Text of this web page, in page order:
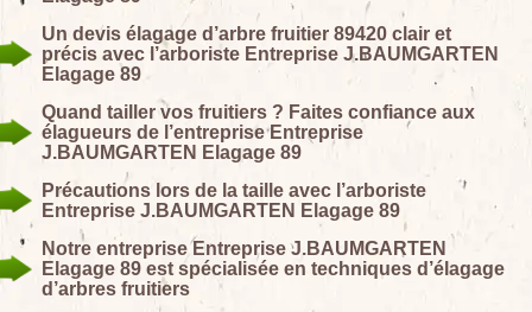
Un devis élagage d’arbre fruitier 89420 clair et
précis avec l’arboriste Entreprise J.BAUMGARTEN
Elagage 89
Quand tailler vos fruitiers ? Faites confiance aux
élagueurs de l’entreprise Entreprise
J.BAUMGARTEN Elagage 89
Précautions lors de la taille avec l’arboriste
Entreprise J.BAUMGARTEN Elagage 89
Notre entreprise Entreprise J.BAUMGARTEN
Elagage 89 est spécialisée en techniques d’élagage
d’arbres fruitiers